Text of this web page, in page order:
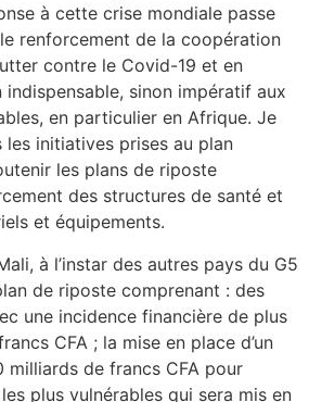
à cette crise mondiale passe
renforcement de la coopération
contre le Covid-19 et en
sinon impératif aux
en particulier en Afrique. Je
initiatives prises au plan
les plans de riposte
des structures de santé et
et équipements.
à l’instar des autres pays du G5
de riposte comprenant : des
une incidence financière de plus
CFA ; la mise en place d’un
milliards de francs CFA pour
plus vulnérables qui sera mis en